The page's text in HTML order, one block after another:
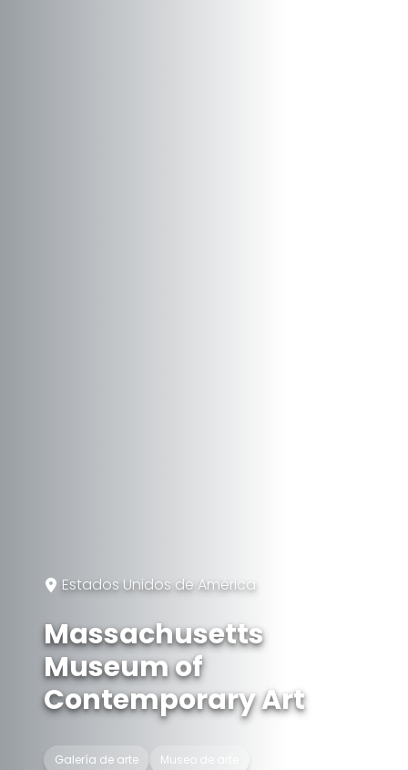
Estados Unidos de América
Massachusetts
Museum of
Contemporary Art
Galería de arte Museo de arte